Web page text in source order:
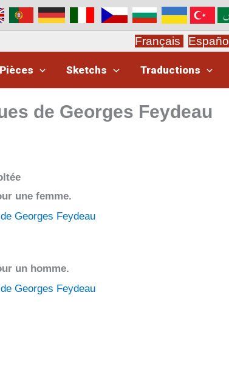
Français Español
Pièces Sketchs Traductions
de Georges Feydeau
une femme.
un homme.